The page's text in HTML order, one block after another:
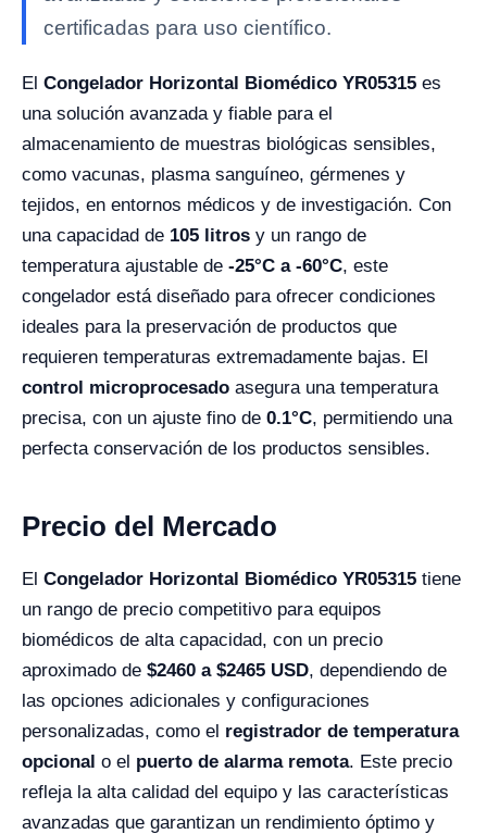
certificadas para uso científico.
El Congelador Horizontal Biomédico YR05315 es
una solución avanzada y fiable para el
almacenamiento de muestras biológicas sensibles,
como vacunas, plasma sanguíneo, gérmenes y
tejidos, en entornos médicos y de investigación. Con
una capacidad de 105 litros y un rango de
temperatura ajustable de -25°C a -60°C, este
congelador está diseñado para ofrecer condiciones
ideales para la preservación de productos que
requieren temperaturas extremadamente bajas. El
control microprocesado asegura una temperatura
precisa, con un ajuste fino de 0.1°C, permitiendo una
perfecta conservación de los productos sensibles.
Precio del Mercado
El Congelador Horizontal Biomédico YR05315 tiene
un rango de precio competitivo para equipos
biomédicos de alta capacidad, con un precio
aproximado de $2460 a $2465 USD, dependiendo de
las opciones adicionales y configuraciones
personalizadas, como el registrador de temperatura
opcional o el puerto de alarma remota. Este precio
refleja la alta calidad del equipo y las características
avanzadas que garantizan un rendimiento óptimo y